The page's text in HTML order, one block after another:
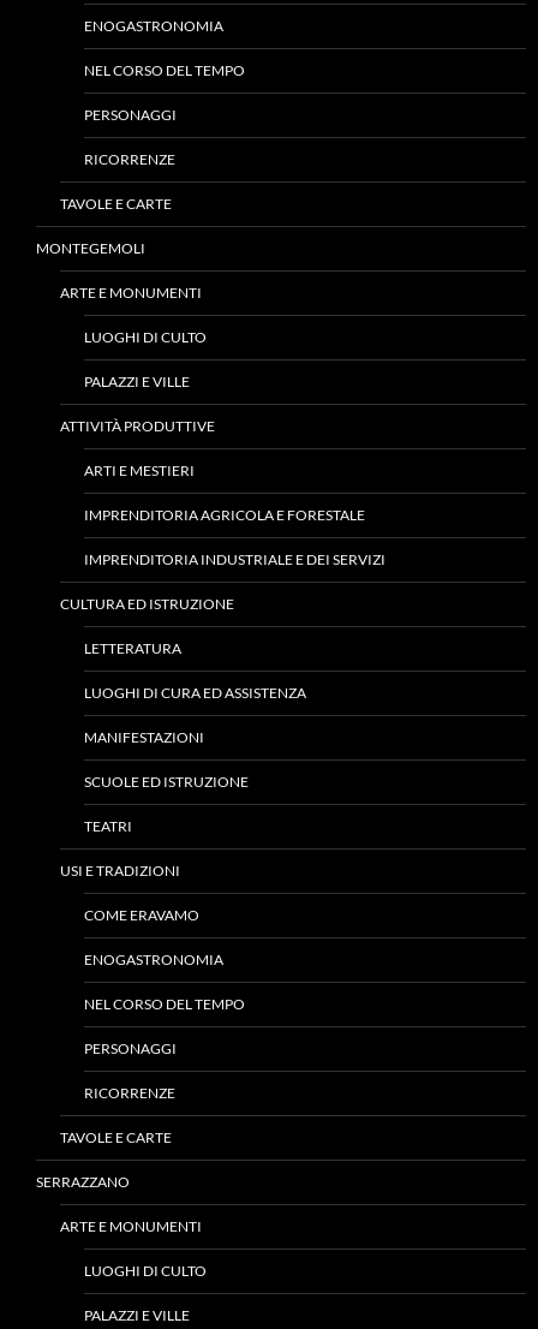
ENOGASTRONOMIA
NEL CORSO DEL TEMPO
PERSONAGGI
RICORRENZE
TAVOLE E CARTE
MONTEGEMOLI
ARTE E MONUMENTI
LUOGHI DI CULTO
PALAZZI E VILLE
ATTIVITÀ PRODUTTIVE
ARTI E MESTIERI
IMPRENDITORIA AGRICOLA E FORESTALE
IMPRENDITORIA INDUSTRIALE E DEI SERVIZI
CULTURA ED ISTRUZIONE
LETTERATURA
LUOGHI DI CURA ED ASSISTENZA
MANIFESTAZIONI
SCUOLE ED ISTRUZIONE
TEATRI
USI E TRADIZIONI
COME ERAVAMO
ENOGASTRONOMIA
NEL CORSO DEL TEMPO
PERSONAGGI
RICORRENZE
TAVOLE E CARTE
SERRAZZANO
ARTE E MONUMENTI
LUOGHI DI CULTO
PALAZZI E VILLE